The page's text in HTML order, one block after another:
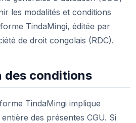
les modalités et conditions
TindaMingi, éditée par
de droit congolais (RDC).
des conditions
TindaMingi implique
des présentes CGU. Si